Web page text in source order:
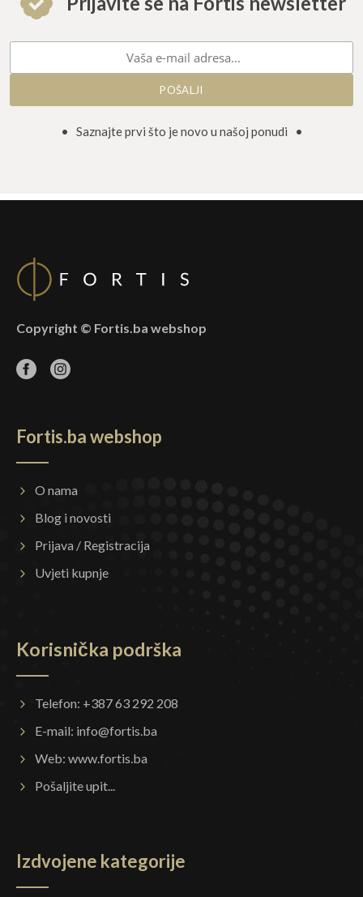
• Saznajte prvi što je novo u našoj ponudi •
Copyright © Fortis.ba webshop
Fortis.ba webshop
O nama
Blog i novosti
Prijava / Registracija
Uvjeti kupnje
Korisnička podrška
Telefon: +387 63 292 208
E-mail: info@fortis.ba
Web: www.fortis.ba
Pošaljite upit...
Izdvojene kategorije